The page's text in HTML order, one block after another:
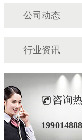
公司动态
行业资讯
咨询